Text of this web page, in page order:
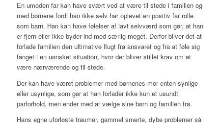
En umoden far kan have svært ved at være til stede i familien og
med børnene fordi han ikke selv har oplevet en positiv far rolle
som barn. Han kan have følelser af lavt selvværd som gør, at han
er fjern eller ikke byder ind med særlig meget. Derfor bliver det at
forlade familien den ultimative flugt fra ansvaret og fra at føle sig
fanget i en uønsket situation, hvor der bliver stillet krav om at
være nærværende og til stede.
Der kan have været problemer med børnenes mor enten synlige
eller usynlige, som gør at han forlader ikke kun et usundt
parforhold, men ender med at vælge sine børn og familien fra.
Hans egne uforløste traumer, gammel smerte, dybe problemer så